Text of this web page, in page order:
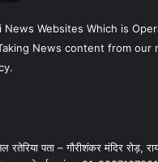
News Websites Which is
News content from our
रतेरिया पता – गौरीशंकर मंदिर रोड़,